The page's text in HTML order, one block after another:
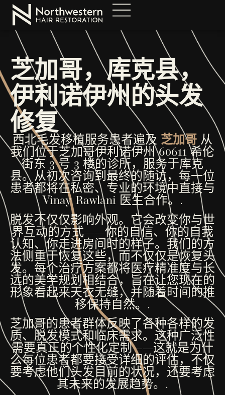
芝加哥，库克县，
伊利诺伊州的头发
修复
西北毛发移植服务患者遍及 芝加哥从
我们位于芝加哥伊利诺伊州 60611 希伦
街东 3 号 3 楼的诊所，服务于库克
县。从初次咨询到最终的随访，每一位
患者都将在私密、专业的环境中直接与
Vinay Rawlani 医生合作。.
脱发不仅仅影响外观。它会改变你与世
界互动的方式——你的自信、你的自我
认知、你走进房间时的样子。我们的方
法侧重于恢复这些，而不仅仅是恢复头
发。每个治疗方案都将医疗精准度与长
远的美学规划相结合，旨在让您现在的
形象看起来天衣无缝，并随着时间的推
移保持自然。.
芝加哥的患者群体反映了各种各样的发
质、脱发模式和临床需求。这种广泛性
需要真正的个性化定制——这就是为什
么每位患者都要接受详细的评估，不仅
要考虑他们头发目前的状况，还要考虑
其未来的发展趋势。.